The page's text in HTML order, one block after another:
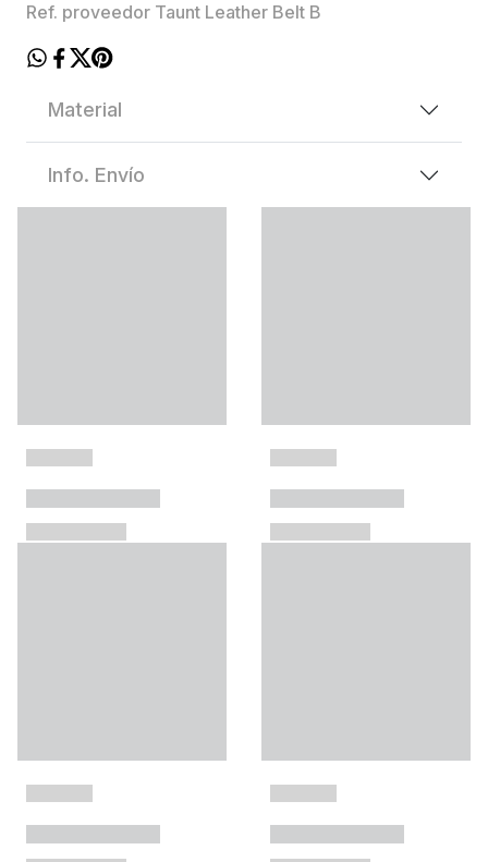
Ref. proveedor Taunt Leather Belt B
Material
Info. Envío